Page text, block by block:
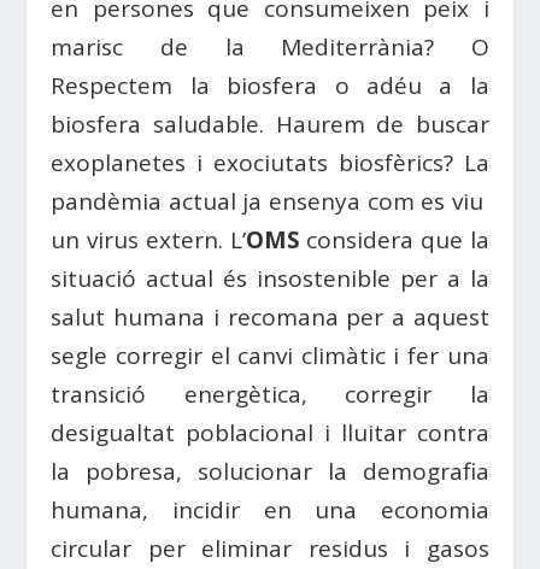
en persones que consumeixen peix i
marisc de la Mediterrània? O
Respectem la biosfera o adéu a la
biosfera saludable. Haurem de buscar
exoplanetes i exociutats biosfèrics? La
pandèmia actual ja ensenya com es viu
un virus extern. L’OMS considera que la
situació actual és insostenible per a la
salut humana i recomana per a aquest
segle corregir el canvi climàtic i fer una
transició energètica, corregir la
desigualtat poblacional i lluitar contra
la pobresa, solucionar la demografia
humana, incidir en una economia
circular per eliminar residus i gasos